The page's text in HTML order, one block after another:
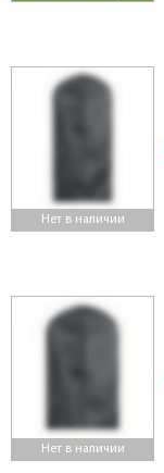
Нет в наличии
Нет в наличии